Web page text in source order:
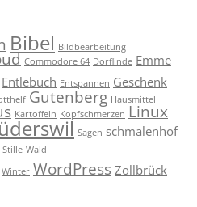
Bibel Bildbearbeitung
Commodore 64 Dorflinde Emme
Entlebuch Entspannen Geschenk
Gutenberg Hausmittel
Kartoffeln Kopfschmerzen Linux
Sagen schmalenhof
Stille Wald
Winter WordPress Zollbrück